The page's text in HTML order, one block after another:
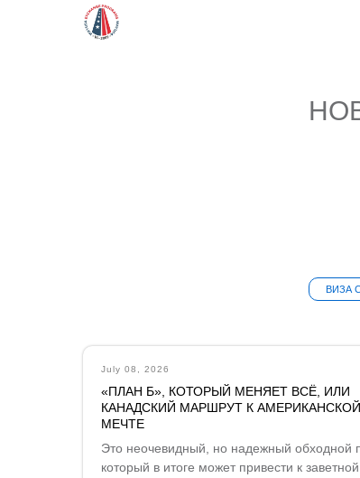
ВИЗА
July 08, 2026
«ПЛАН Б», КОТОРЫЙ МЕНЯЕТ ВСЁ, ИЛИ
КАНАДСКИЙ МАРШРУТ К АМЕРИКАНСКОЙ
МЕЧТЕ
Это неочевидный, но надежный обходной
который в итоге может привести к заветной